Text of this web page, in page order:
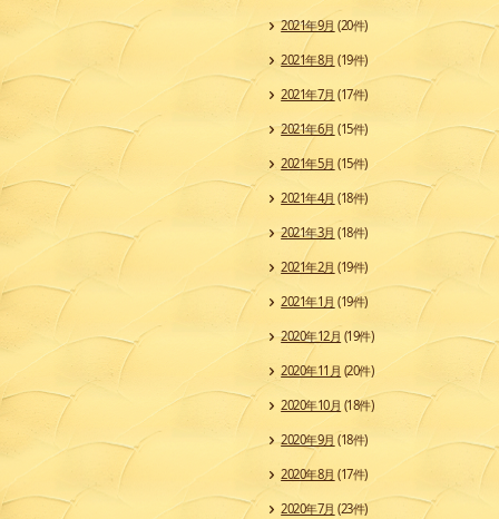
2021年9月 (20件)
2021年8月 (19件)
2021年7月 (17件)
2021年6月 (15件)
2021年5月 (15件)
2021年4月 (18件)
2021年3月 (18件)
2021年2月 (19件)
2021年1月 (19件)
2020年12月 (19件)
2020年11月 (20件)
2020年10月(18件)
2020年9月 (18件)
2020年8月 (17件)
2020年7月 (23件)